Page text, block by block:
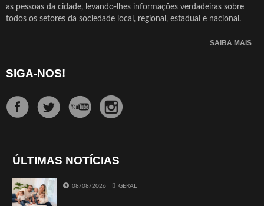
as pessoas da cidade, levando-lhes informações verdadeiras sobre
todos os setores da sociedade local, regional, estadual e nacional.
SAIBA MAIS
SIGA-NOS!
ÚLTIMAS NOTÍCIAS
08/08/2026 GERAL